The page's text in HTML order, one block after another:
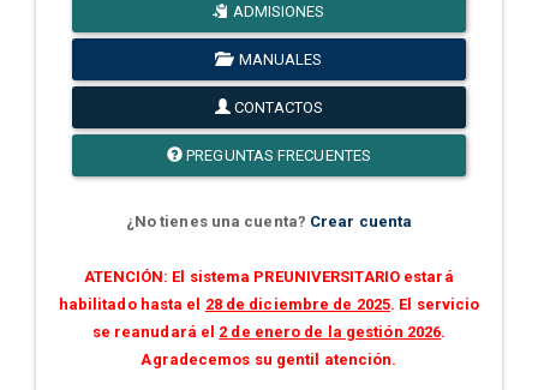
ADMISIONES
MANUALES
CONTACTOS
PREGUNTAS FRECUENTES
¿No tienes una cuenta? Crear cuenta
ATENCIÓN: El sistema PREUNIVERSITARIO estará
habilitado hasta el 28 de diciembre de 2025. El servicio
se reanudará el 2 de enero de la gestión 2026.
Agradecemos su gentil atención.